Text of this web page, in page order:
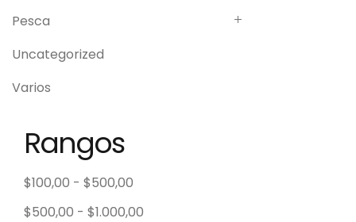
Pesca
Uncategorized
Varios
Rangos
$100,00 - $500,00
$500,00 - $1.000,00